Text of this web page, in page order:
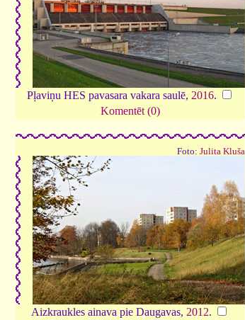
Pļaviņu HES pavasara vakara saulē, 2016.
Komentēt (0)
Foto: Julita Kluša
Aizkraukles ainava pie Daugavas, 2012.